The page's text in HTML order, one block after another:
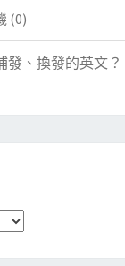
(0)
發、換發的英文？